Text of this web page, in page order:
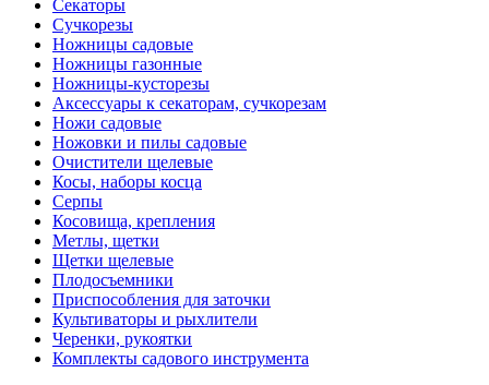
Секаторы
Сучкорезы
Ножницы садовые
Ножницы газонные
Ножницы-кусторезы
Аксессуары к секаторам, сучкорезам
Ножи садовые
Ножовки и пилы садовые
Очистители щелевые
Косы, наборы косца
Серпы
Косовища, крепления
Метлы, щетки
Щетки щелевые
Плодосъемники
Приспособления для заточки
Культиваторы и рыхлители
Черенки, рукоятки
Комплекты садового инструмента